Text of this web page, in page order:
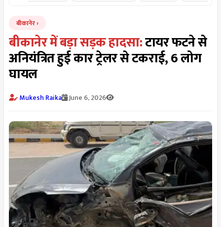
बीकानेर
बीकानेर में बड़ा सड़क हादसा:टायर फटने से
अनियंत्रित हुई कार ट्रेलर से टकराई, 6 लोग
घायल
Mukesh Raika June 6, 2026